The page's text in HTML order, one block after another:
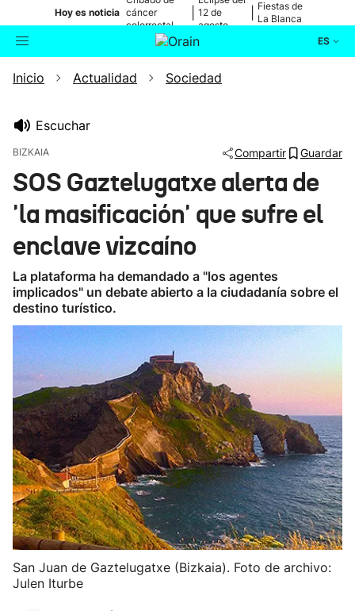
Hoy es noticia cáncer
colorrectal
12 de
agosto
Fiestas de
La Blanca
ES
Buscador Actualidad
Ikusmiran
Eguraldia
Inicio Actualidad Sociedad
Escuchar
BIZKAIA Compartir Guardar
SOS Gaztelugatxe alerta de
'la masificación' que sufre el
enclave vizcaíno
La plataforma ha demandado a "los agentes
implicados" un debate abierto a la ciudadanía sobre el
destino turístico.
San Juan de Gaztelugatxe (Bizkaia). Foto de archivo:
Julen Iturbe